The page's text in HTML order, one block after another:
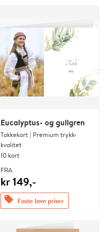
Eucalyptus- og gullgren
Takkekort | Premium trykk-
kvalitet
10 kort
FRA
kr 149,-
offers Faste lave priser